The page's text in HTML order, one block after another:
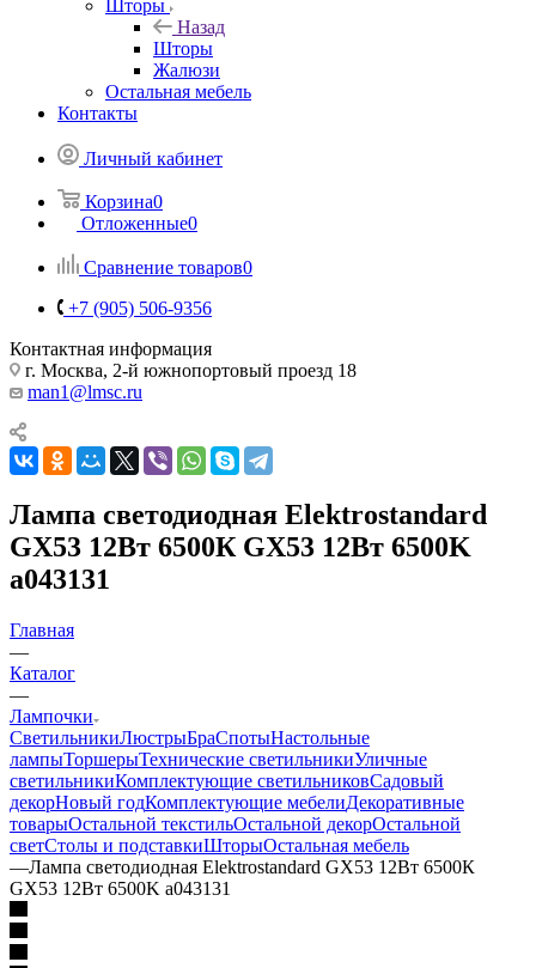
Шторы
Назад
Шторы
Жалюзи
Остальная мебель
Контакты
Личный кабинет
Корзина0
Отложенные0
Сравнение товаров0
+7 (905) 506-9356
Контактная информация
г. Москва, 2-й южнопортовый проезд 18
man1@lmsc.ru
Лампа светодиодная Elektrostandard
GX53 12Вт 6500К GX53 12Вт 6500K
a043131
Главная
—
Каталог
—
Лампочки
СветильникиЛюстрыБраСпотыНастольные
лампыТоршерыТехнические светильникиУличные
светильникиКомплектующие светильниковСадовый
декорНовый годКомплектующие мебелиДекоративные
товарыОстальной текстильОстальной декорОстальной
светСтолы и подставкиШторыОстальная мебель
—Лампа светодиодная Elektrostandard GX53 12Вт 6500К
GX53 12Вт 6500K a043131